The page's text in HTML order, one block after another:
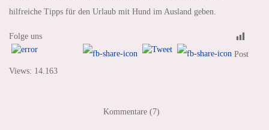
hilfreiche Tipps für den Urlaub mit Hund im Ausland geben.
Folge uns
Post
Views: 14.163
Kommentare (7)